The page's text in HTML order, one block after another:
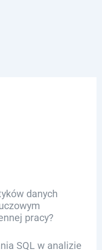
danych
pracy?
SQL w analizie